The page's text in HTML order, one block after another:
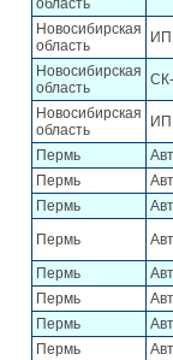
область
Новосибирская
область
ИП
Новосибирская
область
Новосибирская
область
ИП
Пермь
Пермь
Пермь
Пермь
Пермь
Пермь
Пермь
Пермь